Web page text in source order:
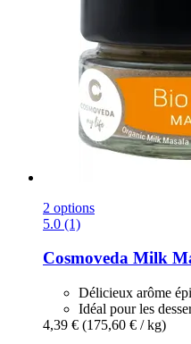
2 options
5.0 (1)
Cosmoveda Milk
Délicieux arôme
Idéal pour les
4,39 € (175,60 € / kg)